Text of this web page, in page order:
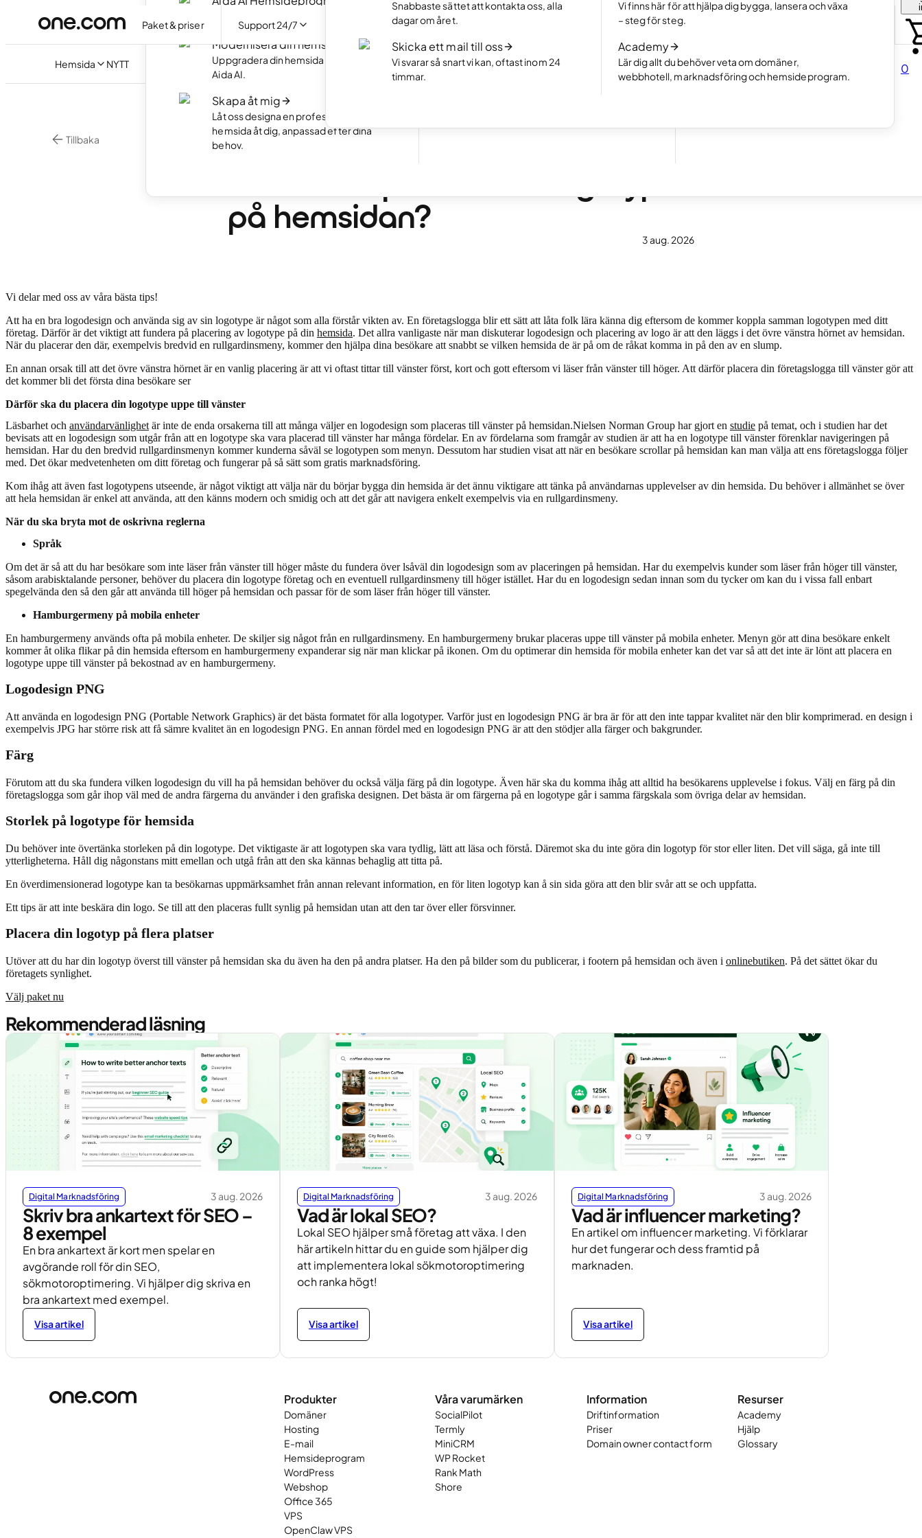
Paket & priser Support 24/7
Snabbaste sättet att kontakta oss, alla
dagar om året.
Skicka ett mail till oss
Vi svarar så snart vi kan, oftast inom 24
timmar.
Vi finns här för att hjälpa dig bygga, lansera och växa
– steg för steg.
Academy
Lär dig allt du behöver veta om domäner,
webbhotell, marknadsföring och hemsideprogram.
0
Hemsida NYTT
Modernisera din hemsida NYTT
Uppgradera din hemsida snabbt med
Aida AI.
Skapa åt mig
Låt oss designa en professionell
hemsida åt dig, anpassad efter dina
behov.
Visa upp din bästa sida med en snygg portfolio.
Starta en webshop
Öppna din egen webshop och börja sälja.
Läs mer
Tillbaka
på hemsidan?
3 aug. 2026
Vi delar med oss av våra bästa tips!
Att ha en bra logodesign och använda sig av sin logotype är något som alla förstår vikten av. En företagslogga blir ett sätt att låta folk lära känna dig eftersom de kommer koppla samman logotypen med ditt
företag. Därför är det viktigt att fundera på placering av logotype på din hemsida. Det allra vanligaste när man diskuterar logodesign och placering av logo är att den läggs i det övre vänstra hörnet av hemsidan.
När du placerar den där, exempelvis bredvid en rullgardinsmeny, kommer den hjälpa dina besökare att snabbt se vilken hemsida de är på om de råkat komma in på den av en slump.
En annan orsak till att det övre vänstra hörnet är en vanlig placering är att vi oftast tittar till vänster först, kort och gott eftersom vi läser från vänster till höger. Att därför placera din företagslogga till vänster gör att
det kommer bli det första dina besökare ser
Därför ska du placera din logotype uppe till vänster
Läsbarhet och användarvänlighet är inte de enda orsakerna till att många väljer en logodesign som placeras till vänster på hemsidan.Nielsen Norman Group har gjort en studie på temat, och i studien har det
bevisats att en logodesign som utgår från att en logotype ska vara placerad till vänster har många fördelar. En av fördelarna som framgår av studien är att ha en logotype till vänster förenklar navigeringen på
hemsidan. Har du den bredvid rullgardinsmenyn kommer kunderna såväl se logotypen som menyn. Dessutom har studien visat att när en besökare scrollar på hemsidan kan man välja att ens företagslogga följer
med. Det ökar medvetenheten om ditt företag och fungerar på så sätt som gratis marknadsföring.
Kom ihåg att även fast logotypens utseende, är något viktigt att välja när du börjar bygga din hemsida är det ännu viktigare att tänka på användarnas upplevelser av din hemsida. Du behöver i allmänhet se över
att hela hemsidan är enkel att använda, att den känns modern och smidig och att det går att navigera enkelt exempelvis via en rullgardinsmeny.
När du ska bryta mot de oskrivna reglerna
Språk
Om det är så att du har besökare som inte läser från vänster till höger måste du fundera över lsåväl din logodesign som av placeringen på hemsidan. Har du exempelvis kunder som läser från höger till vänster,
såsom arabisktalande personer, behöver du placera din logotype företag och en eventuell rullgardinsmeny till höger istället. Har du en logodesign sedan innan som du tycker om kan du i vissa fall enbart
spegelvända den så den går att använda till höger på hemsidan och passar för de som läser från höger till vänster.
Hamburgermeny på mobila enheter
En hamburgermeny används ofta på mobila enheter. De skiljer sig något från en rullgardinsmeny. En hamburgermeny brukar placeras uppe till vänster på mobila enheter. Menyn gör att dina besökare enkelt
kommer åt olika flikar på din hemsida eftersom en hamburgermeny expanderar sig när man klickar på ikonen. Om du optimerar din hemsida för mobila enheter kan det var så att det inte är lönt att placera en
logotype uppe till vänster på bekostnad av en hamburgermeny.
Logodesign PNG
Att använda en logodesign PNG (Portable Network Graphics) är det bästa formatet för alla logotyper. Varför just en logodesign PNG är bra är för att den inte tappar kvalitet när den blir komprimerad. en design i
exempelvis JPG har större risk att få sämre kvalitet än en logodesign PNG. En annan fördel med en logodesign PNG är att den stödjer alla färger och bakgrunder.
Färg
Förutom att du ska fundera vilken logodesign du vill ha på hemsidan behöver du också välja färg på din logotype. Även här ska du komma ihåg att alltid ha besökarens upplevelse i fokus. Välj en färg på din
företagslogga som går ihop väl med de andra färgerna du använder i den grafiska designen. Det bästa är om färgerna på en logotype går i samma färgskala som övriga delar av hemsidan.
Storlek på logotype för hemsida
Du behöver inte övertänka storleken på din logotype. Det viktigaste är att logotypen ska vara tydlig, lätt att läsa och förstå. Däremot ska du inte göra din logotyp för stor eller liten. Det vill säga, gå inte till
ytterligheterna. Håll dig någonstans mitt emellan och utgå från att den ska kännas behaglig att titta på.
En överdimensionerad logotype kan ta besökarnas uppmärksamhet från annan relevant information, en för liten logotyp kan å sin sida göra att den blir svår att se och uppfatta.
Ett tips är att inte beskära din logo. Se till att den placeras fullt synlig på hemsidan utan att den tar över eller försvinner.
Placera din logotyp på flera platser
Utöver att du har din logotyp överst till vänster på hemsidan ska du även ha den på andra platser. Ha den på bilder som du publicerar, i footern på hemsidan och även i onlinebutiken. På det sättet ökar du
företagets synlighet.
Välj paket nu
Rekommenderad läsning
Digital Marknadsföring 3 aug. 2026
Skriv bra ankartext för SEO –
8 exempel
En bra ankartext är kort men spelar en
avgörande roll för din SEO,
sökmotoroptimering. Vi hjälper dig skriva en
bra ankartext med exempel.
Visa artikel
Digital Marknadsföring 3 aug. 2026
Vad är lokal SEO?
Lokal SEO hjälper små företag att växa. I den
här artikeln hittar du en guide som hjälper dig
att implementera lokal sökmotoroptimering
och ranka högt!
Visa artikel
Digital Marknadsföring 3 aug. 2026
Vad är influencer marketing?
En artikel om influencer marketing. Vi förklarar
hur det fungerar och dess framtid på
marknaden.
Visa artikel
Produkter
Domäner
Hosting
E-mail
Hemsideprogram
WordPress
Webshop
Office 365
VPS
OpenClaw VPS
Våra varumärken
SocialPilot
Termly
MiniCRM
WP Rocket
Rank Math
Shore
Information
Driftinformation
Priser
Domain owner contact form
Resurser
Academy
Hjälp
Glossary